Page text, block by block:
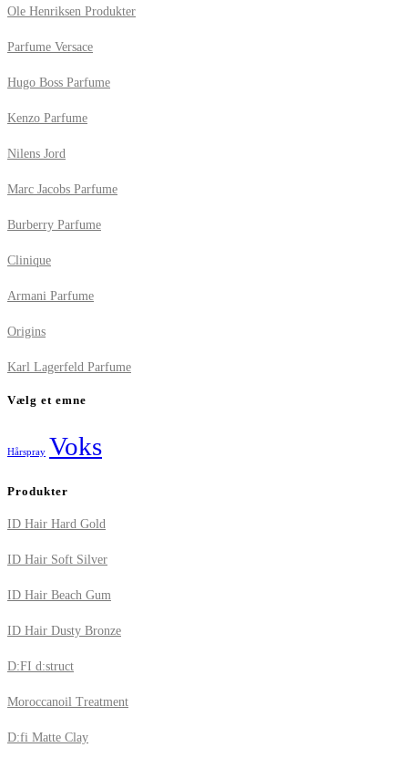
Ole Henriksen Produkter
Parfume Versace
Hugo Boss Parfume
Kenzo Parfume
Nilens Jord
Marc Jacobs Parfume
Burberry Parfume
Clinique
Armani Parfume
Origins
Karl Lagerfeld Parfume
Vælg et emne
Hårspray Voks
Produkter
ID Hair Hard Gold
ID Hair Soft Silver
ID Hair Beach Gum
ID Hair Dusty Bronze
D:FI d:struct
Moroccanoil Treatment
D:fi Matte Clay